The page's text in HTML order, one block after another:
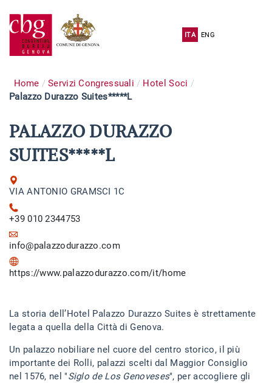
ITA ENG
Home Servizi Congressuali
Hotel Soci
Palazzo Durazzo Suites*****L
PALAZZO DURAZZO
SUITES*****L
VIA ANTONIO GRAMSCI 1C
+39 010 2344753
info@palazzodurazzo.com
https://www.palazzodurazzo.com/it/home
La storia dell’Hotel Palazzo Durazzo Suites è strettamente
legata a quella della Città di Genova.
Un palazzo nobiliare nel cuore del centro storico, il più
importante dei Rolli, palazzi scelti dal Maggior Consiglio
nel 1576, nel "Siglo de Los Genoveses", per accogliere gli